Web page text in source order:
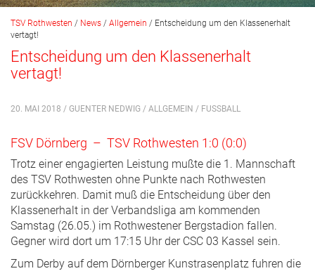
TSV Rothwesten / News / Allgemein / Entscheidung um den Klassenerhalt
vertagt!
Entscheidung um den Klassenerhalt
vertagt!
20. MAI 2018 / GUENTER NEDWIG / ALLGEMEIN / FUSSBALL
FSV Dörnberg – TSV Rothwesten 1:0 (0:0)
Trotz einer engagierten Leistung mußte die 1. Mannschaft
des TSV Rothwesten ohne Punkte nach Rothwesten
zurückkehren. Damit muß die Entscheidung über den
Klassenerhalt in der Verbandsliga am kommenden
Samstag (26.05.) im Rothwestener Bergstadion fallen.
Gegner wird dort um 17:15 Uhr der CSC 03 Kassel sein.
Zum Derby auf dem Dörnberger Kunstrasenplatz fuhren die